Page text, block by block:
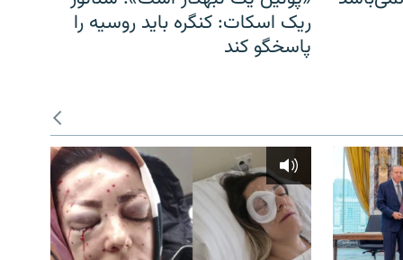
ریک اسکات: کنگره باید روسیه را
پاسخگو کند